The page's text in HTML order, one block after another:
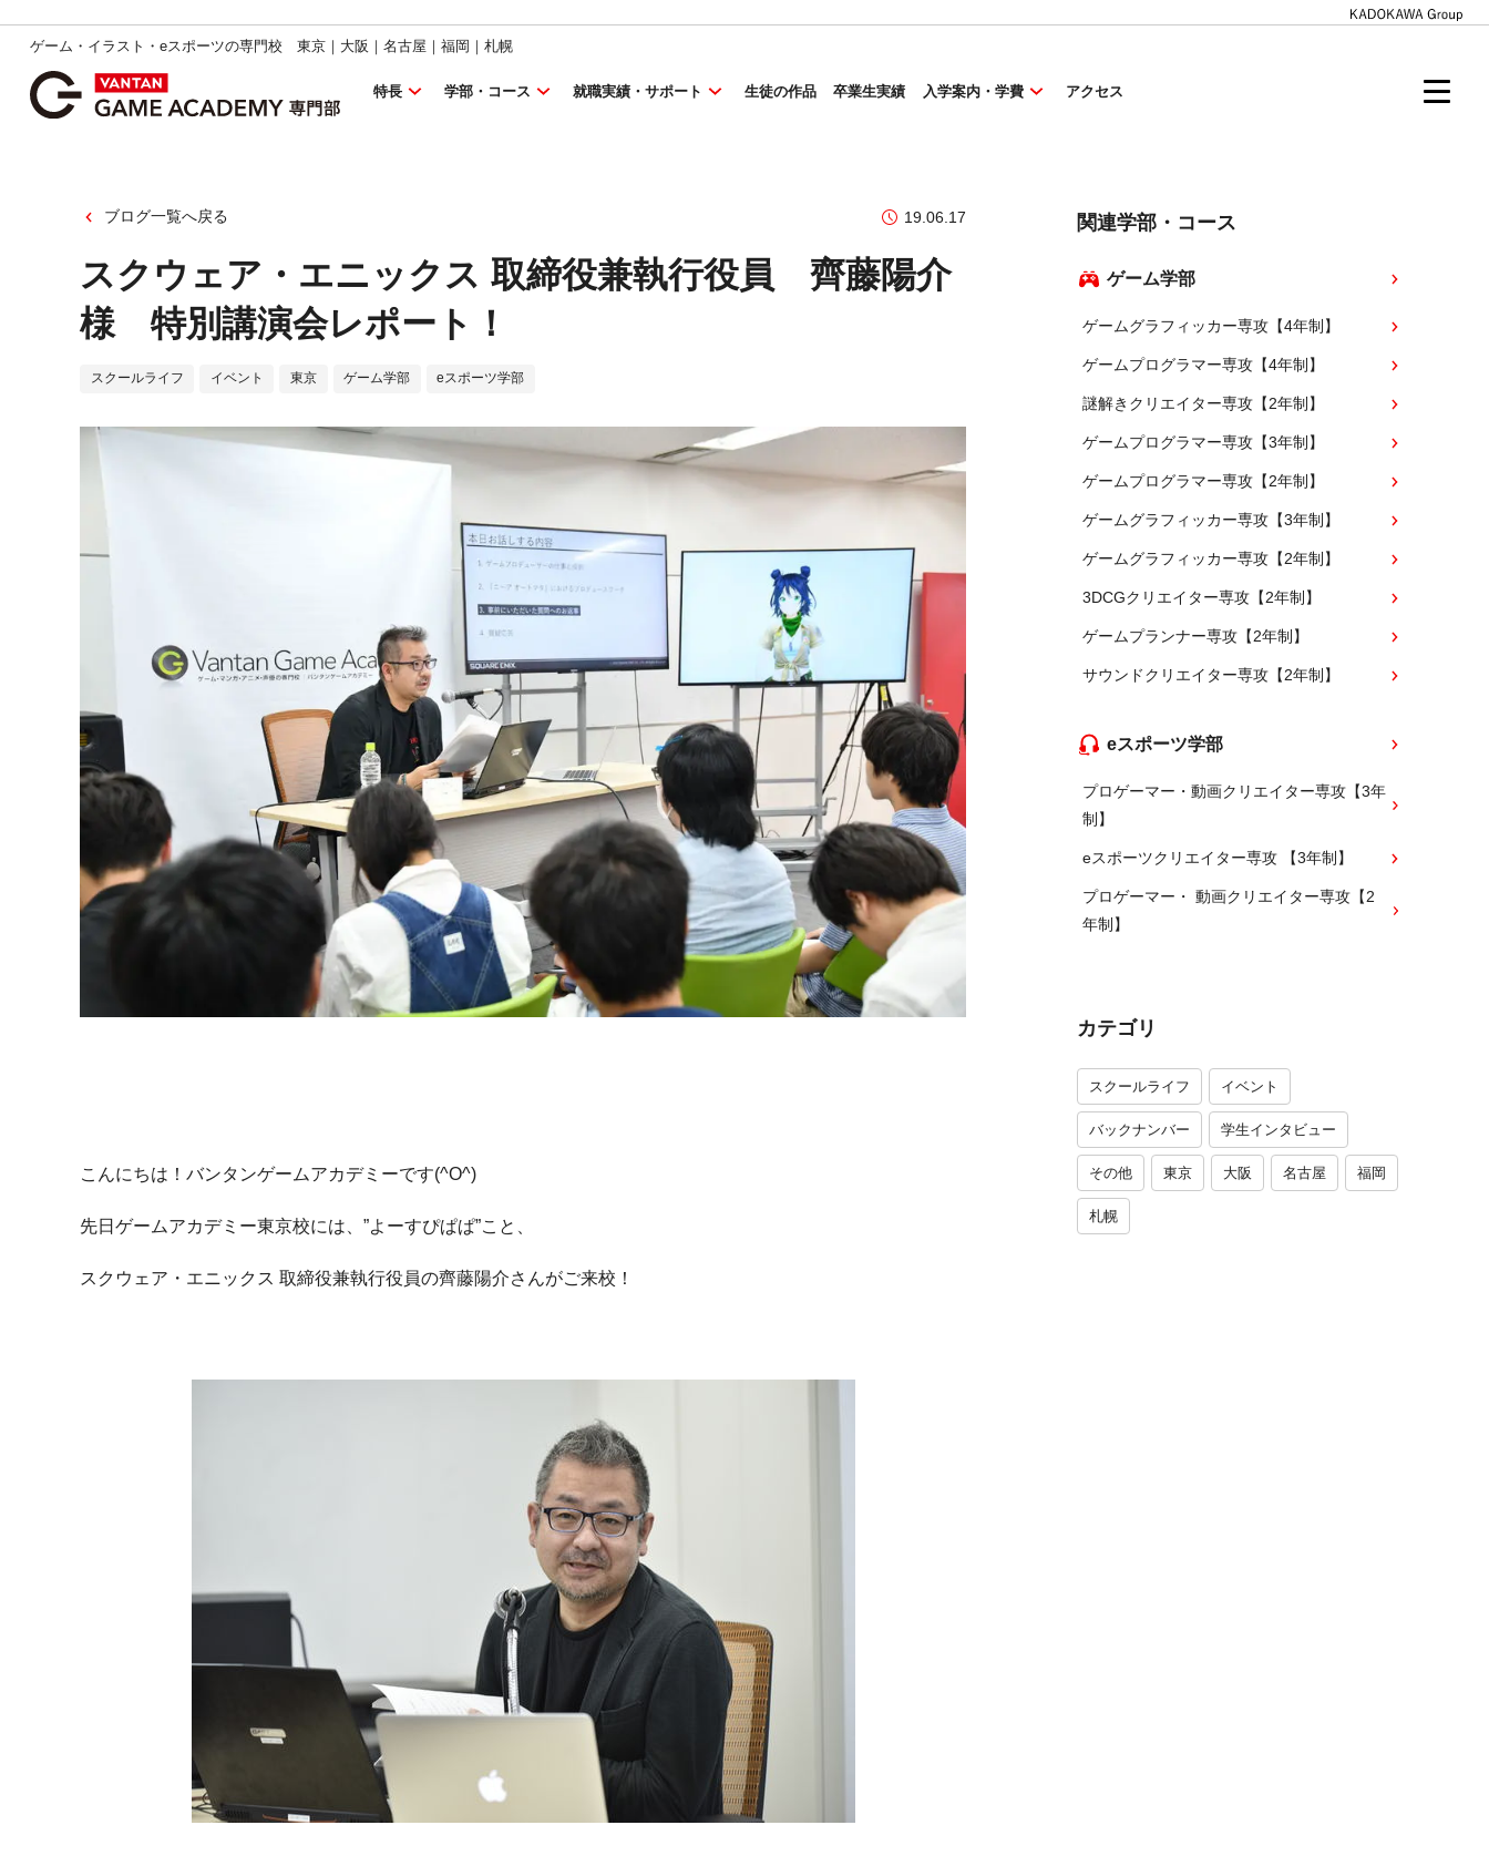
ゲーム・イラスト・eスポーツの専門校 東京｜大阪｜名古屋｜福岡｜札幌
特長 学部・コース 就職実績・サポート 生徒の作品 卒業生実績 入学案内・学費 アクセス
ブログ一覧へ戻る 19.06.17
スクウェア・エニックス 取締役兼執行役員 齊藤陽介
様 特別講演会レポート！
スクールライフ イベント 東京 ゲーム学部 eスポーツ学部
こんにちは！バンタンゲームアカデミーです(^O^)
先日ゲームアカデミー東京校には、”よーすぴぱぱ”こと、
スクウェア・エニックス 取締役兼執行役員の齊藤陽介さんがご来校！
関連学部・コース
ゲーム学部
ゲームグラフィッカー専攻【4年制】
ゲームプログラマー専攻【4年制】
謎解きクリエイター専攻【2年制】
ゲームプログラマー専攻【3年制】
ゲームプログラマー専攻【2年制】
ゲームグラフィッカー専攻【3年制】
ゲームグラフィッカー専攻【2年制】
3DCGクリエイター専攻【2年制】
ゲームプランナー専攻【2年制】
サウンドクリエイター専攻【2年制】
eスポーツ学部
プロゲーマー・動画クリエイター専攻【3年
制】
eスポーツクリエイター専攻 【3年制】
プロゲーマー・ 動画クリエイター専攻【2
年制】
カテゴリ
スクールライフ イベント
バックナンバー 学生インタビュー
その他 東京 大阪 名古屋 福岡
札幌